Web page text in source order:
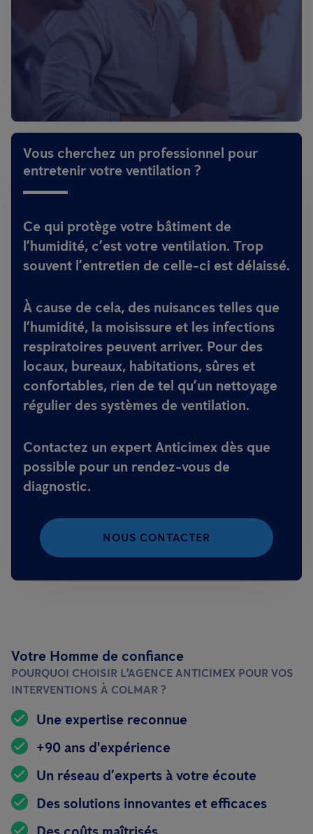
Vous cherchez un professionnel pour
entretenir votre ventilation ?
Ce qui protège votre bâtiment de
l’humidité, c’est votre ventilation. Trop
souvent l’entretien de celle-ci est délaissé.
À cause de cela, des nuisances telles que
l’humidité, la moisissure et les infections
respiratoires peuvent arriver. Pour des
locaux, bureaux, habitations, sûres et
confortables, rien de tel qu’un nettoyage
régulier des systèmes de ventilation.
Contactez un expert Anticimex dès que
possible pour un rendez-vous de
diagnostic.
NOUS CONTACTER
Votre Homme de confiance
POURQUOI CHOISIR L'AGENCE ANTICIMEX POUR VOS
INTERVENTIONS À COLMAR ?
Une expertise reconnue
+90 ans d'expérience
Un réseau d’experts à votre écoute
Des solutions innovantes et efficaces